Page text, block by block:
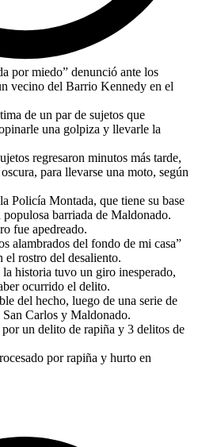
por miedo” denunció ante los
vecino del Barrio Kennedy en el
de un par de sujetos que
una golpiza y llevarle la
regresaron minutos más tarde,
para llevarse una moto, según
Policía Montada, que tiene su base
barriada de Maldonado.
fue apedreado.
alambrados del fondo de mi casa”
el rostro del desaliento.
historia tuvo un giro inesperado,
ocurrido el delito.
del hecho, luego de una serie de
Carlos y Maldonado.
un delito de rapiña y 3 delitos de
por rapiña y hurto en